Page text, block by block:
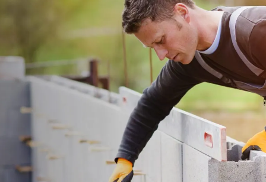
Rechnung & Angebote
Online-Banking
Kostenlos testen
Zur Preisübersicht
sevdesk ist mehrfach ausgezeichnet